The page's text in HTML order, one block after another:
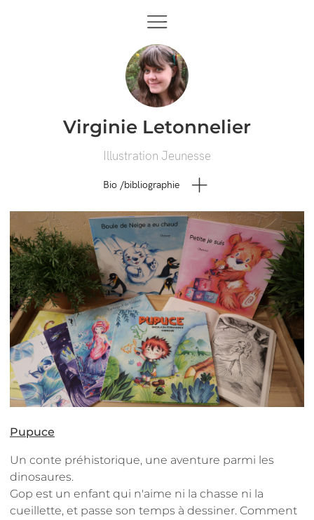
Virginie Letonnelier
Illustration Jeunesse
Bio /bibliographie
Pupuce
Un conte préhistorique, une aventure parmi les
dinosaures.
Gop est un enfant qui n'aime ni la chasse ni la
cueillette, et passe son temps à dessiner. Comment